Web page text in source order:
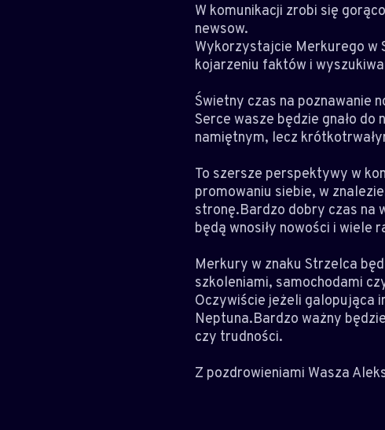
W komunikacji zrobi się
newsow.
Wykorzystajcie Merkurego w
kojarzeniu faktów i
Świetny czas na poznawanie
Serce wasze będzie gnało
namiętnym, lecz
To szersze perspektywy w
promowaniu siebie, w
stronę.Bardzo dobry czas na
będą wnosiły nowości i wiele
Merkury w znaku Strzelca
szkoleniami, samochodami
Oczywiście jeżeli galopująca
Neptuna.Bardzo ważny
czy trudności.
Z pozdrowieniami Wasza